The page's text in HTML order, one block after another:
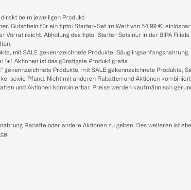
beim jeweiligen Produkt.
Gutschein für ein tiptoi Starter-Set im Wert von 54.99 €,
Vorrat reicht. Abholung des tiptoi Starter Sets nur in der BIPA
mit SALE gekennzeichnete Produkte,
Aktionen ist das günstigste Produkt gratis.
gekennzeichnete Produkte, mit SALE gekennzeichnete
sowie Pfand. Nicht mit anderen Rabatten und Aktionen
und Aktionen kombinierbar. Preise werden kaufmännisch
Rabatte oder andere Aktionen zu geben. Des weiteren ist
.